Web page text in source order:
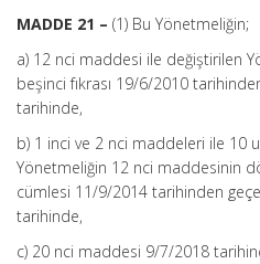
MADDE 21 – (1) Bu Yönetmeliğin;
a) 12 nci maddesi ile değiştirilen
beşinci fıkrası 19/6/2010
tarihinde,
b) 1 inci ve 2 nci maddeleri ile 10
Yönetmeliğin 12 nci maddesinin
cümlesi 11/9/2014 tarihinden
tarihinde,
c) 20 nci maddesi 9/7/2018